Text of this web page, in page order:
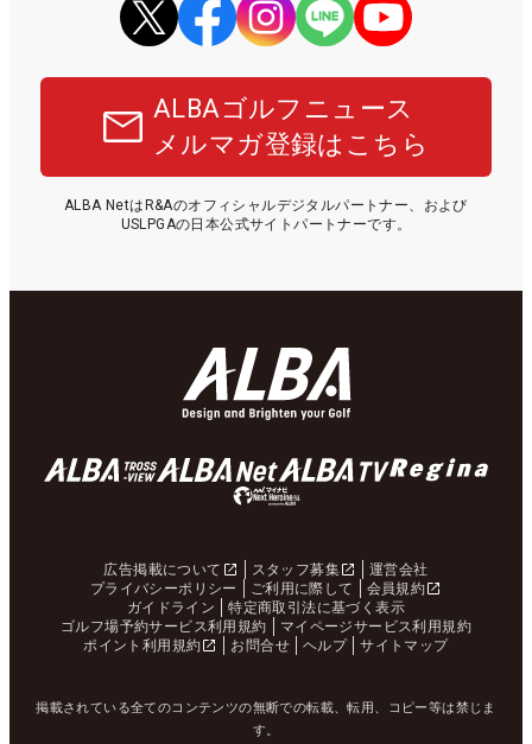
ALBAゴルフニュース
メルマガ登録はこちら
ALBA NetはR&Aのオフィシャルデジタルパートナー、および
USLPGAの日本公式サイトパートナーです。
広告掲載について スタッフ募集
運営会社
プライバシーポリシー
ご利用に際して
会員規約
ガイドライン
特定商取引法に基づく表示
ゴルフ場予約サービス利用規約
マイページサービス利用規約
ポイント利用規約
お問合せ ヘルプ サイトマップ
掲載されている全てのコンテンツの無断での転載、転用、コピー等は禁じま
す。